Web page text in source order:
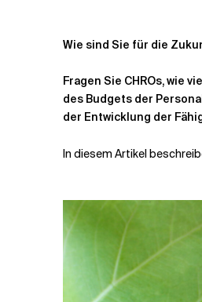
Wie sind Sie für die
Fragen Sie CHROs, wie
des Budgets der
der Entwicklung der
In diesem Artikel